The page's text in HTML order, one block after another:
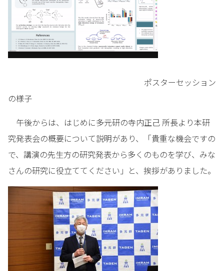
ポスターセッション
の様子
午後からは、はじめに多元研の寺内正己 所長より本研
究発表会の概要について説明があり、「貴重な機会ですの
で、講演の先生方の研究発表から多くのものを学び、みな
さんの研究に役立ててください」と、挨拶がありました。